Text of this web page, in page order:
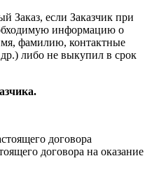
Заказ, если Заказчик при
информацию о
фамилию, контактные
либо не выкупил в срок
договора
договора на оказание